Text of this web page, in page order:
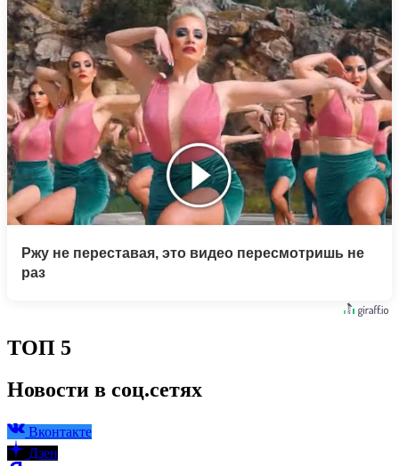
Ржу не переставая, это видео пересмотришь не
раз
ТОП 5
Новости в соц.сетях
Вконтакте
Дзен